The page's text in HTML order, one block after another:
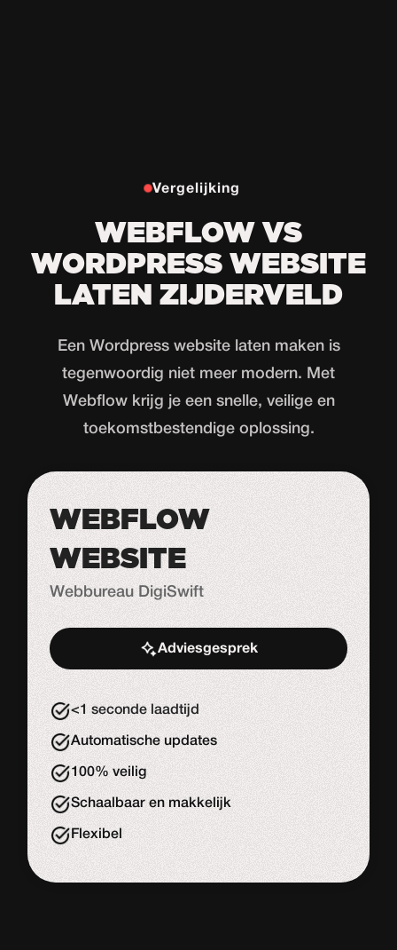
Vergelijking
WEBFLOW VS
WORDPRESS WEBSITE
LATEN ZIJDERVELD
Een Wordpress website laten maken is
tegenwoordig niet meer modern. Met
Webflow krijg je een snelle, veilige en
toekomstbestendige oplossing.
WEBFLOW
WEBSITE
Webbureau DigiSwift
Adviesgesprek
Start de uitdaging
<1 seconde laadtijd
Automatische updates
100% veilig
Schaalbaar en makkelijk
Flexibel